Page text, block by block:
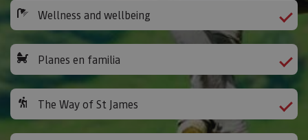
Wellness and wellbeing
Planes en familia
The Way of St James